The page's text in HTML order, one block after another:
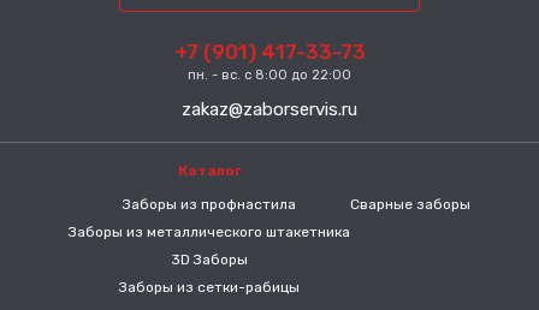
+7 (901) 417-33-73
пн. - вс. с 8:00 до 22:00
zakaz@zaborservis.ru
Каталог
Заборы из профнастила
Заборы из металлического штакетника
3D Заборы
Заборы из сетки-рабицы
Сварные заборы